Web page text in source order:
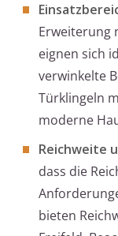
Erweiterung
eignen sich
verwinkelte
Türklingeln
moderne
Reichweite
dass die
bieten